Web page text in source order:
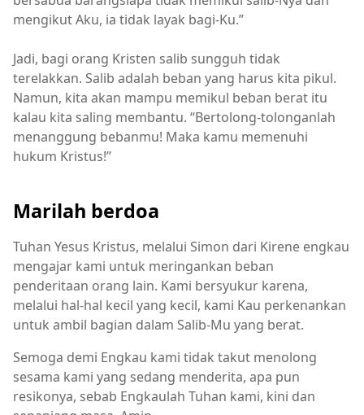
mengikut Aku, ia tidak layak bagi-Ku.”
Jadi, bagi orang Kristen salib sungguh tidak
terelakkan. Salib adalah beban yang harus kita pikul.
Namun, kita akan mampu memikul beban berat itu
kalau kita saling membantu. “Bertolong-tolonganlah
menanggung bebanmu! Maka kamu memenuhi
hukum Kristus!”
Marilah berdoa
Tuhan Yesus Kristus, melalui Simon dari Kirene engkau
mengajar kami untuk meringankan beban
penderitaan orang lain. Kami bersyukur karena,
melalui hal-hal kecil yang kecil, kami Kau perkenankan
untuk ambil bagian dalam Salib-Mu yang berat.
Semoga demi Engkau kami tidak takut menolong
sesama kami yang sedang menderita, apa pun
resikonya, sebab Engkaulah Tuhan kami, kini dan